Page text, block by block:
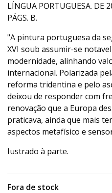
LÍNGUA PORTUGUESA. DE
PÁGS. B.
"A pintura portuguesa da
XVI soub assumir-se
modernidade, alinhando
internacional. Polarizada
reforma tridentina e pelo
deixou de responder com
renovação que a Europa
praticava, ainda que mais
aspectos metafísico e
Iustrado à parte.
Fora de stock